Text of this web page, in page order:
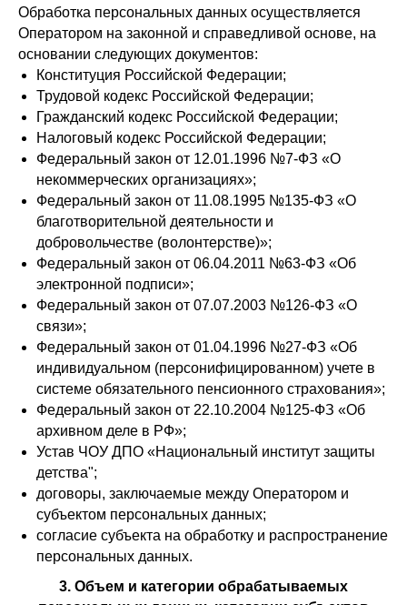
Обработка персональных данных осуществляется
Оператором на законной и справедливой основе, на
основании следующих документов:
Конституция Российской Федерации;
Трудовой кодекс Российской Федерации;
Гражданский кодекс Российской Федерации;
Налоговый кодекс Российской Федерации;
Федеральный закон от 12.01.1996 №7-ФЗ «О
некоммерческих организациях»;
Федеральный закон от 11.08.1995 №135-ФЗ «О
благотворительной деятельности и
добровольчестве (волонтерстве)»;
Федеральный закон от 06.04.2011 №63-ФЗ «Об
электронной подписи»;
Федеральный закон от 07.07.2003 №126-ФЗ «О
связи»;
Федеральный закон от 01.04.1996 №27-ФЗ «Об
индивидуальном (персонифицированном) учете в
системе обязательного пенсионного страхования»;
Федеральный закон от 22.10.2004 №125-ФЗ «Об
архивном деле в РФ»;
Устав ЧОУ ДПО «Национальный институт защиты
детства";
договоры, заключаемые между Оператором и
субъектом персональных данных;
согласие субъекта на обработку и распространение
персональных данных.
3. Объем и категории обрабатываемых